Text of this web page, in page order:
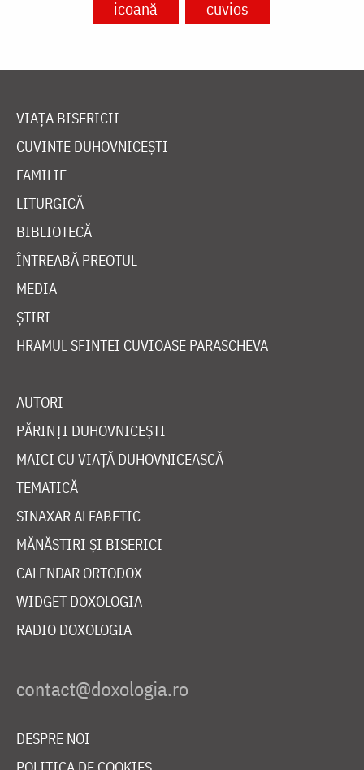
icoană cuvios
VIAȚA BISERICII
CUVINTE DUHOVNICEȘTI
FAMILIE
LITURGICĂ
BIBLIOTECĂ
ÎNTREABĂ PREOTUL
MEDIA
ȘTIRI
HRAMUL SFINTEI CUVIOASE PARASCHEVA
AUTORI
PĂRINȚI DUHOVNICEȘTI
MAICI CU VIAȚĂ DUHOVNICEASCĂ
TEMATICĂ
SINAXAR ALFABETIC
MĂNĂSTIRI ȘI BISERICI
CALENDAR ORTODOX
WIDGET DOXOLOGIA
RADIO DOXOLOGIA
DESPRE NOI